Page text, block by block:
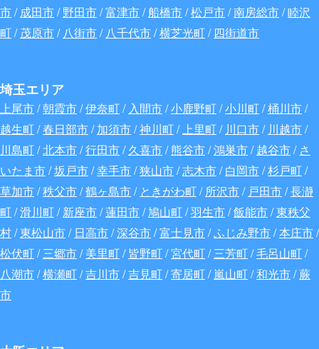
市/ 成田市/野田市/富津市/船橋市/松戸市/南房総市/睦沢
町/茂原市/ 八街市/ 八千代市/横芝光町/ 四街道市
埼玉エリア
上尾市/朝霞市/伊奈町/ 入間市/小鹿野町/小川町/桶川市/
越生町/春日部市/加須市/神川町/上里町/ 川口市/ 川越市/
川島町/北本市/行田市/久喜市/熊谷市/鴻巣市/越谷市/ さ
いたま市/坂戸市/幸手市/狭山市/志木市/白岡市/杉戸町/
草加市/秩父市/鶴ヶ島市/ ときがわ町/所沢市/ 戸田市/長瀞
町/滑川町/新座市/蓮田市/鳩山町/羽生市/飯能市/東秩父
村/東松山市/ 日高市/深谷市/富士見市/ふじみ野市/本庄市/
松伏町/三郷市/美里町/皆野町/宮代町/三芳町/毛呂山町/
八潮市/横瀬町/吉川市/吉見町/寄居町/嵐山町/和光市/蕨
市